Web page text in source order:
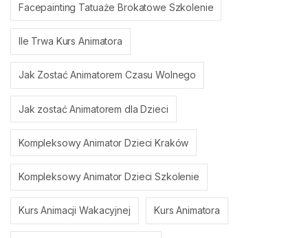
Facepainting Tatuaże Brokatowe Szkolenie
Ile Trwa Kurs Animatora
Jak Zostać Animatorem Czasu Wolnego
Jak zostać Animatorem dla Dzieci
Kompleksowy Animator Dzieci Kraków
Kompleksowy Animator Dzieci Szkolenie
Kurs Animacji Wakacyjnej Kurs Animatora